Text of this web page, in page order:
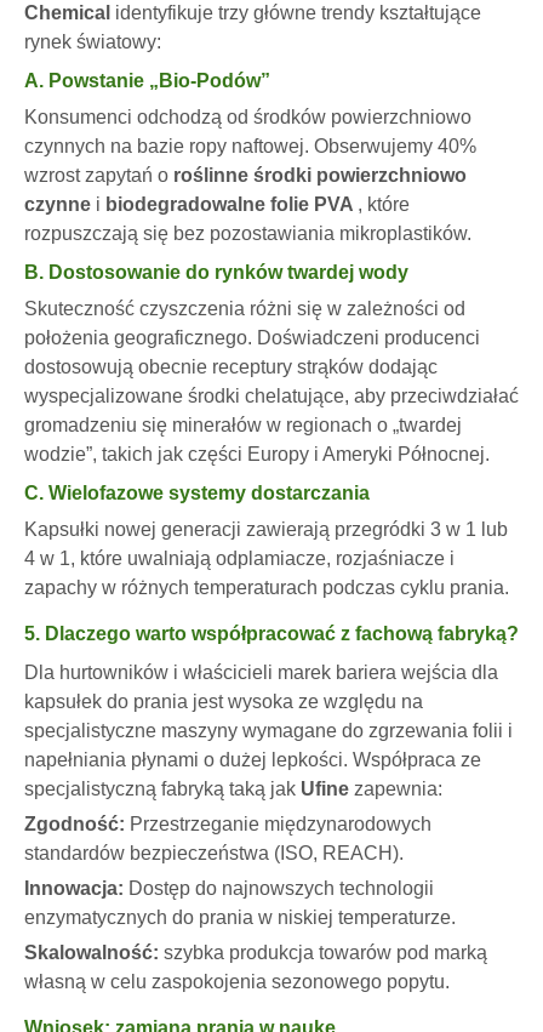
Chemical identyfikuje trzy główne trendy kształtujące
rynek światowy:
A. Powstanie „Bio-Podów”
Konsumenci odchodzą od środków powierzchniowo
czynnych na bazie ropy naftowej. Obserwujemy 40%
wzrost zapytań o roślinne środki powierzchniowo
czynne i biodegradowalne folie PVA , które
rozpuszczają się bez pozostawiania mikroplastików.
B. Dostosowanie do rynków twardej wody
Skuteczność czyszczenia różni się w zależności od
położenia geograficznego. Doświadczeni producenci
dostosowują obecnie receptury strąków dodając
wyspecjalizowane środki chelatujące, aby przeciwdziałać
gromadzeniu się minerałów w regionach o „twardej
wodzie”, takich jak części Europy i Ameryki Północnej.
C. Wielofazowe systemy dostarczania
Kapsułki nowej generacji zawierają przegródki 3 w 1 lub
4 w 1, które uwalniają odplamiacze, rozjaśniacze i
zapachy w różnych temperaturach podczas cyklu prania.
5. Dlaczego warto współpracować z fachową fabryką?
Dla hurtowników i właścicieli marek bariera wejścia dla
kapsułek do prania jest wysoka ze względu na
specjalistyczne maszyny wymagane do zgrzewania folii i
napełniania płynami o dużej lepkości. Współpraca ze
specjalistyczną fabryką taką jak Ufine zapewnia:
Zgodność: Przestrzeganie międzynarodowych
standardów bezpieczeństwa (ISO, REACH).
Innowacja: Dostęp do najnowszych technologii
enzymatycznych do prania w niskiej temperaturze.
Skalowalność: szybka produkcja towarów pod marką
własną w celu zaspokojenia sezonowego popytu.
Wniosek: zamiana prania w naukę